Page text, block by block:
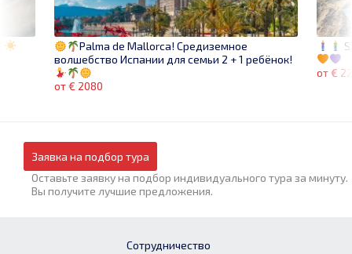
от €
Palma de Mallorca! Средиземное
волшебство Испании для семьи 2 + 1 ребёнок!
от € 2080
Заявка на подбор тура
Оставьте заявку на подбор индивидуального тура за минуту.
Вы получите лучшие предложения.
Сотрудничество